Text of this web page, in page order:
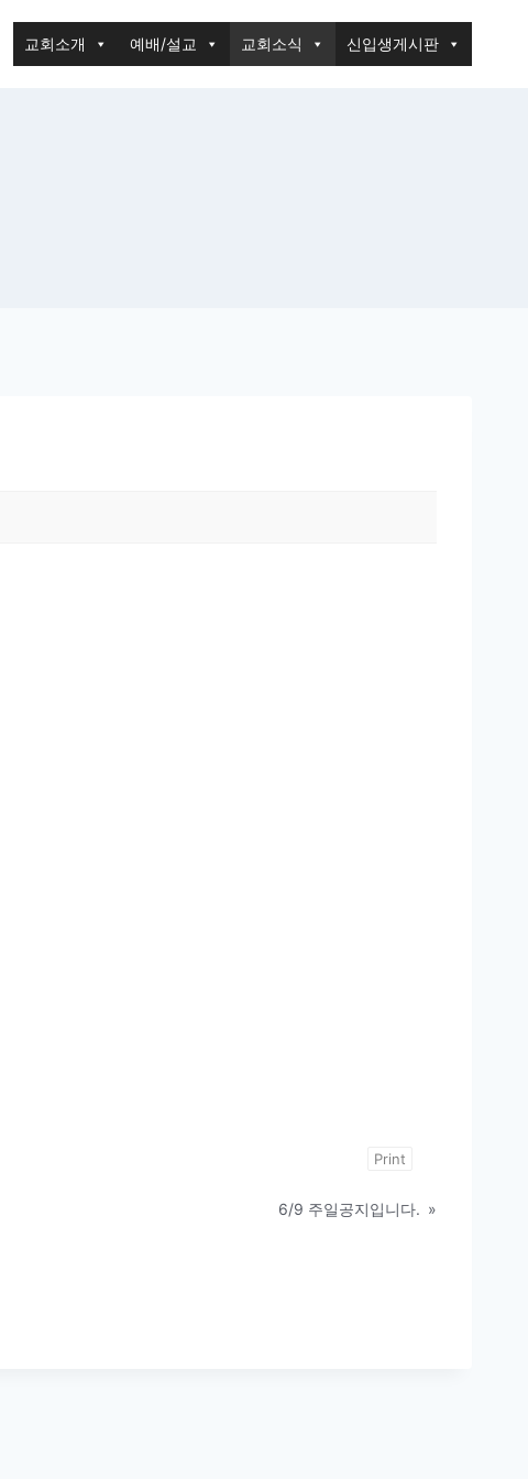
교회소개 예배/설교 교회소식 신입생게시판
Print
6/9 주일공지입니다. »